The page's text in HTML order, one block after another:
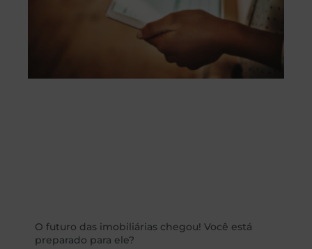
O futuro das imobiliárias chegou! Você está
preparado para ele?